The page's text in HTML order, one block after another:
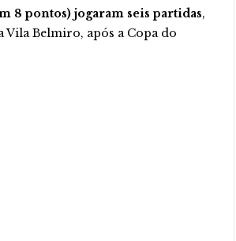
8 pontos) jogaram seis partidas,
Belmiro, após a Copa do